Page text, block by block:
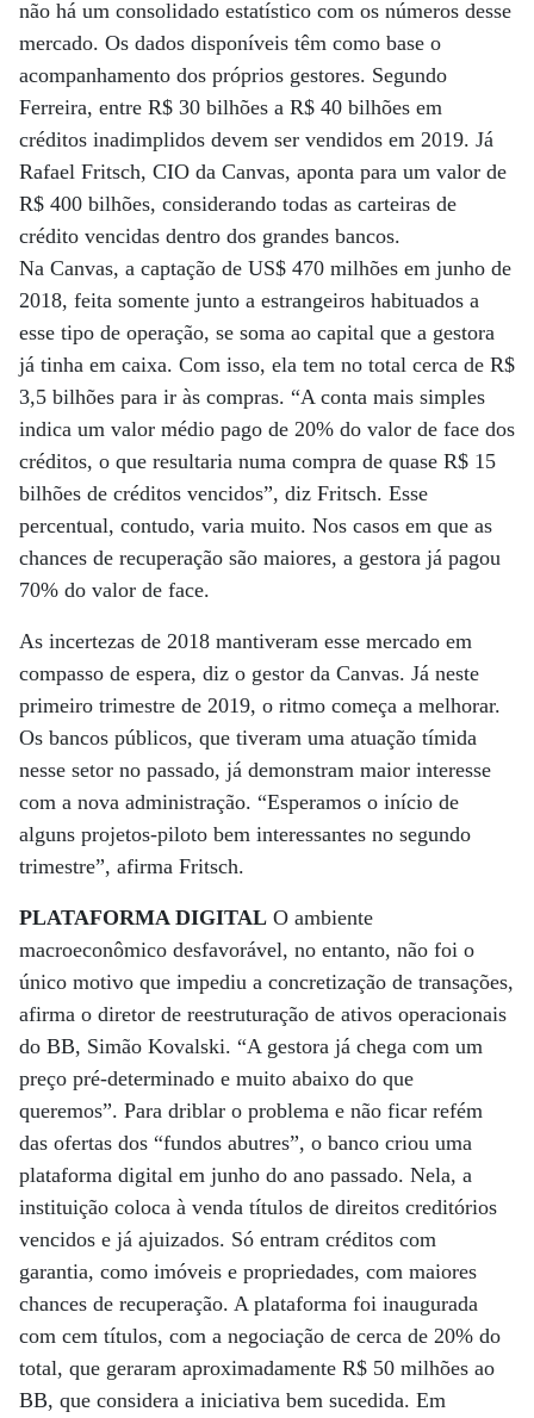
não há um consolidado estatístico com os números desse
mercado. Os dados disponíveis têm como base o
acompanhamento dos próprios gestores. Segundo
Ferreira, entre R$ 30 bilhões a R$ 40 bilhões em
créditos inadimplidos devem ser vendidos em 2019. Já
Rafael Fritsch, CIO da Canvas, aponta para um valor de
R$ 400 bilhões, considerando todas as carteiras de
crédito vencidas dentro dos grandes bancos.
Na Canvas, a captação de US$ 470 milhões em junho de
2018, feita somente junto a estrangeiros habituados a
esse tipo de operação, se soma ao capital que a gestora
já tinha em caixa. Com isso, ela tem no total cerca de R$
3,5 bilhões para ir às compras. “A conta mais simples
indica um valor médio pago de 20% do valor de face dos
créditos, o que resultaria numa compra de quase R$ 15
bilhões de créditos vencidos”, diz Fritsch. Esse
percentual, contudo, varia muito. Nos casos em que as
chances de recuperação são maiores, a gestora já pagou
70% do valor de face.
As incertezas de 2018 mantiveram esse mercado em
compasso de espera, diz o gestor da Canvas. Já neste
primeiro trimestre de 2019, o ritmo começa a melhorar.
Os bancos públicos, que tiveram uma atuação tímida
nesse setor no passado, já demonstram maior interesse
com a nova administração. “Esperamos o início de
alguns projetos-piloto bem interessantes no segundo
trimestre”, afirma Fritsch.
PLATAFORMA DIGITAL O ambiente
macroeconômico desfavorável, no entanto, não foi o
único motivo que impediu a concretização de transações,
afirma o diretor de reestruturação de ativos operacionais
do BB, Simão Kovalski. “A gestora já chega com um
preço pré-determinado e muito abaixo do que
queremos”. Para driblar o problema e não ficar refém
das ofertas dos “fundos abutres”, o banco criou uma
plataforma digital em junho do ano passado. Nela, a
instituição coloca à venda títulos de direitos creditórios
vencidos e já ajuizados. Só entram créditos com
garantia, como imóveis e propriedades, com maiores
chances de recuperação. A plataforma foi inaugurada
com cem títulos, com a negociação de cerca de 20% do
total, que geraram aproximadamente R$ 50 milhões ao
BB, que considera a iniciativa bem sucedida. Em